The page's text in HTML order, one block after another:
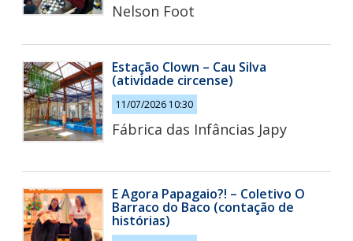
Nelson Foot
Estação Clown – Cau Silva
(atividade circense)
11/07/2026 10:30
Fábrica das Infâncias Japy
E Agora Papagaio?! – Coletivo O
Barraco do Baco (contação de
histórias)